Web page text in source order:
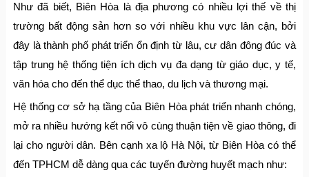
Như đã biết, Biên Hòa là địa phương có nhiều lợi thế về thị
trường bất động sản hơn so với nhiều khu vực lân cận, bởi
đây là thành phố phát triển ổn định từ lâu, cư dân đông đúc và
tập trung hệ thống tiện ích dịch vụ đa dạng từ giáo dục, y tế,
văn hóa cho đến thể dục thể thao, du lịch và thương mại.
Hệ thống cơ sở hạ tầng của Biên Hòa phát triển nhanh chóng,
mở ra nhiều hướng kết nối vô cùng thuận tiện về giao thông, đi
lại cho người dân. Bên cạnh xa lộ Hà Nội, từ Biên Hòa có thể
đến TPHCM dễ dàng qua các tuyến đường huyết mạch như: